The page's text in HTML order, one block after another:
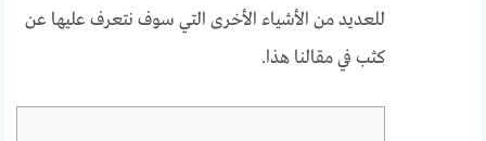
للعديد من الأشياء الأخرى التي سوف نتعرف عليها عن
كثب في مقالنا هذا.